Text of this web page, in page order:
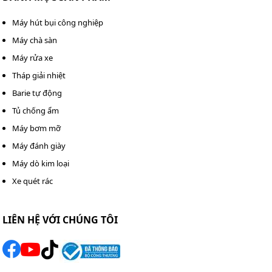
Bàn hút nước máy hút bụi công nghiệp 30L-70L-80L lắp và
Việc thay thế riêng lưỡi cao su giúp tiết kiệm đến 85%
Máy hút bụi công nghiệp
Máy chà sàn
Máy rửa xe
Tháp giải nhiệt
Barie tự động
Tủ chống ẩm
Máy bơm mỡ
Máy đánh giày
Máy dò kim loại
Xe quét rác
LIÊN HỆ VỚI CHÚNG TÔI